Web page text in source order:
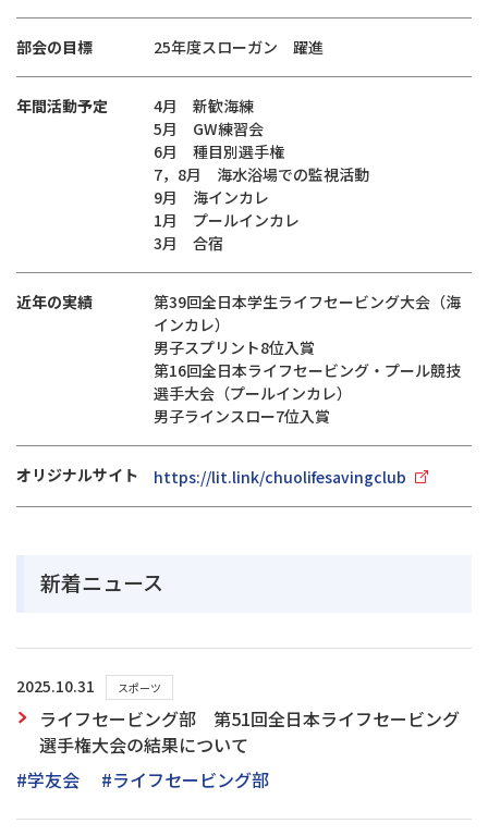
部会の目標 25年度スローガン 躍進
年間活動予定
4月 新歓海練
5月 GW練習会
6月 種目別選手権
7，8月 海水浴場での監視活動
9月 海インカレ
1月 プールインカレ
3月 合宿
近年の実績
第39回全日本学生ライフセービング大会（海
インカレ）
男子スプリント8位入賞
第16回全日本ライフセービング・プール競技
選手大会（プールインカレ）
男子ラインスロー7位入賞
オリジナルサイト https://lit.link/chuolifesavingclub
新着ニュース
2025.10.31 スポーツ
ライフセービング部 第51回全日本ライフセービング
選手権大会の結果について
#学友会
#ライフセービング部